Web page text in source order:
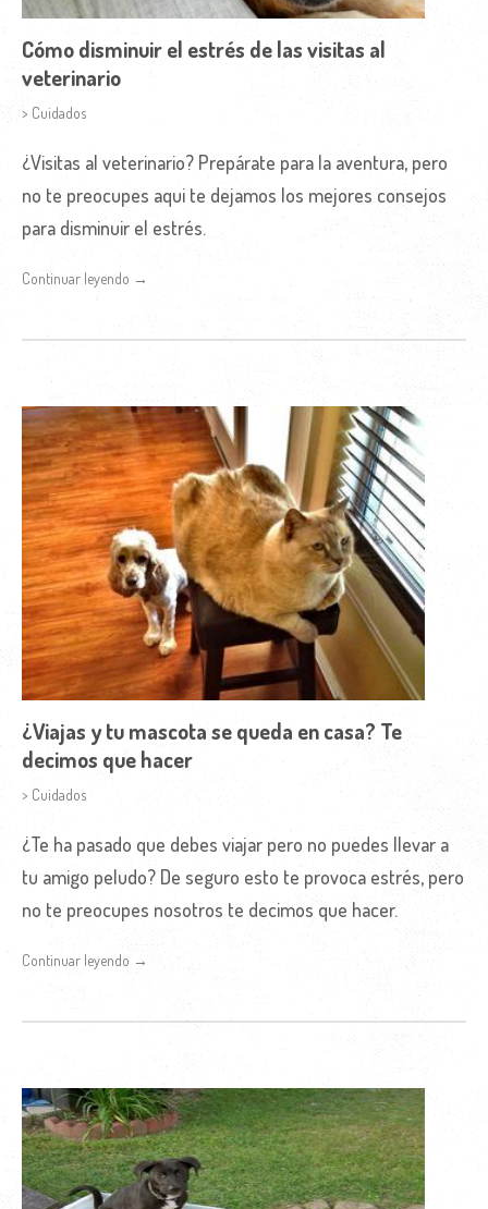
Cómo disminuir el estrés de las visitas al
veterinario
> Cuidados
¿Visitas al veterinario? Prepárate para la aventura, pero
no te preocupes aqui te dejamos los mejores consejos
para disminuir el estrés.
Continuar leyendo →
¿Viajas y tu mascota se queda en casa? Te
decimos que hacer
> Cuidados
¿Te ha pasado que debes viajar pero no puedes llevar a
tu amigo peludo? De seguro esto te provoca estrés, pero
no te preocupes nosotros te decimos que hacer.
Continuar leyendo →